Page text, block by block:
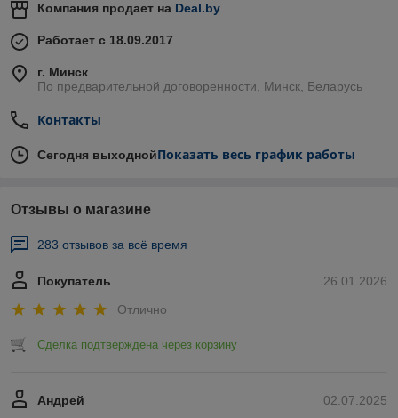
Компания продает на Deal.by
Работает с 18.09.2017
г. Минск
По предварительной договоренности, Минск, Беларусь
Контакты
Сегодня выходнойПоказать весь график работы
Отзывы о магазине
283 отзывов за всё время
26.01.2026
Покупатель
Отлично
Сделка подтверждена через корзину
02.07.2025
Андрей